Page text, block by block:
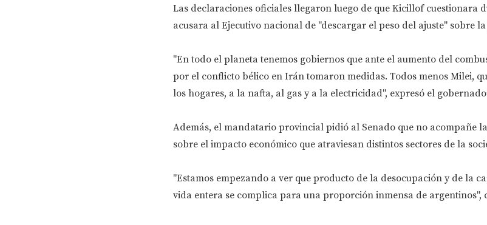
Las declaraciones oficiales llegaron luego de que Kicillof cuestionara
acusara al Ejecutivo nacional de "descargar el peso del ajuste" sobre
"En todo el planeta tenemos gobiernos que ante el aumento del
por el conflicto bélico en Irán tomaron medidas. Todos menos Milei,
los hogares, a la nafta, al gas y a la electricidad", expresó el
Además, el mandatario provincial pidió al Senado que no acompañe
sobre el impacto económico que atraviesan distintos sectores de la
"Estamos empezando a ver que producto de la desocupación y de la
vida entera se complica para una proporción inmensa de argentinos",